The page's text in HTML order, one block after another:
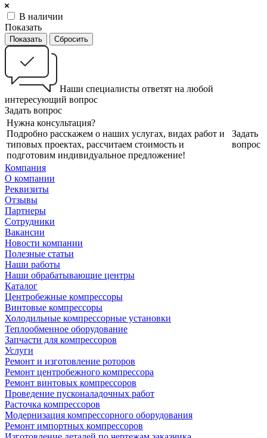
В наличии
Показать
Сбросить
Наши специалисты ответят на любой
интересующий вопрос
Задать вопрос
Нужна консультация?
Подробно расскажем о наших услугах, видах работ и
типовых проектах, рассчитаем стоимость и
подготовим индивидуальное предложение!
Задать
вопрос
Компания
О компании
Реквизиты
Отзывы
Партнеры
Сотрудники
Вакансии
Новости компании
Полезные статьи
Наши работы
Наши обрабатывающие центры
Каталог
Центробежные компрессоры
Винтовые компрессоры
Холодильные компрессорные установки
Теплообменное оборудование
Запчасти для компрессоров
Услуги
Ремонт и изготовление роторов
Ремонт центробежного компрессора
Ремонт винтовых компрессоров
Проведение пусконаладочных работ
Расточка компрессоров
Модернизация компрессорного оборудования
Ремонт импортных компрессоров